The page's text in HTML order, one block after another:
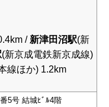
/ 新津田沼駅(新
(新京成電鉄新京成線)
線ほか) 1.2km
5号 結城ﾋﾞﾙ4階